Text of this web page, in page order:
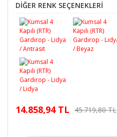
DİĞER RENK SEÇENEKLERİ
14.858,94 TL 45.719,80 TL